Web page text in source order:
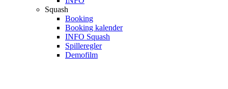
Squash
Booking
Booking kalender
INFO Squash
Spilleregler
Demofilm